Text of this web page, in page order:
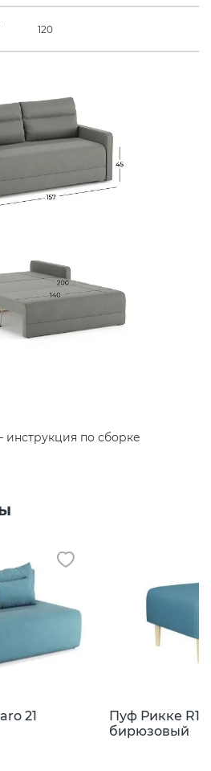
120
по сборке
21
Пуф Рикке R1
бирюзовый